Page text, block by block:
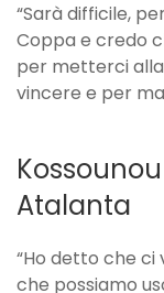
“Sarà difficile,
Coppa e credo
per metterci
vincere e per
Atalanta
“Ho detto che ci
che possiamo